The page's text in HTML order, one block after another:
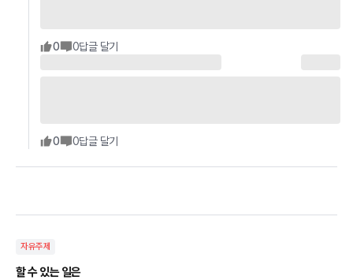
0 0답글 달기
0 0답글 달기
자유주제
할 수 있는 일은